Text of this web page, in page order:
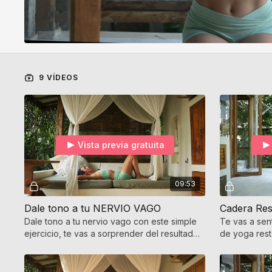
9 VÍDEOS
09:53
Vista previa gratuita
Dale tono a tu NERVIO VAGO
Dale tono a tu nervio vago con este simple
ejercicio, te vas a sorprender del resultado
Cadera
Te vas a
de yoga